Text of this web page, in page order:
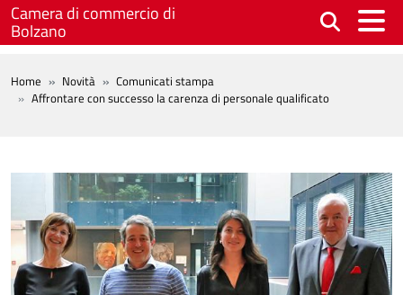
Salta al contenuto principale
Camera di commercio di
Bolzano
BREADCRUMB
Home Novità
Comunicati stampa
Affrontare con successo la carenza di personale qualificato